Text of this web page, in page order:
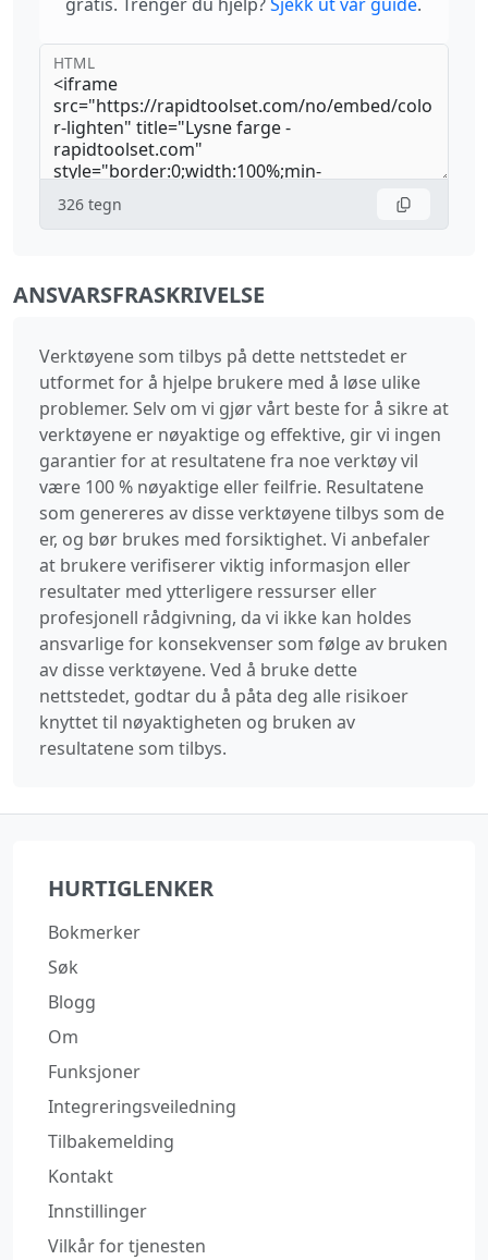
HTML
326 tegn
ANSVARSFRASKRIVELSE
Verktøyene som tilbys på dette nettstedet er
utformet for å hjelpe brukere med å løse ulike
problemer. Selv om vi gjør vårt beste for å sikre at
verktøyene er nøyaktige og effektive, gir vi ingen
garantier for at resultatene fra noe verktøy vil
være 100 % nøyaktige eller feilfrie. Resultatene
som genereres av disse verktøyene tilbys som de
er, og bør brukes med forsiktighet. Vi anbefaler
at brukere verifiserer viktig informasjon eller
resultater med ytterligere ressurser eller
profesjonell rådgivning, da vi ikke kan holdes
ansvarlige for konsekvenser som følge av bruken
av disse verktøyene. Ved å bruke dette
nettstedet, godtar du å påta deg alle risikoer
knyttet til nøyaktigheten og bruken av
resultatene som tilbys.
HURTIGLENKER
Bokmerker
Søk
Blogg
Om
Funksjoner
Integreringsveiledning
Tilbakemelding
Kontakt
Innstillinger
Vilkår for tjenesten